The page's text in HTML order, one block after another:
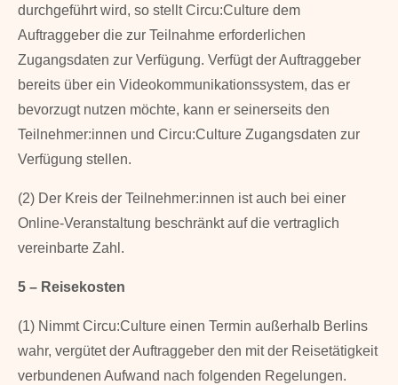
durchgeführt wird, so stellt Circu:Culture dem
Auftraggeber die zur Teilnahme erforderlichen
Zugangsdaten zur Verfügung. Verfügt der Auftraggeber
bereits über ein Videokom­munikationssystem, das er
bevorzugt nutzen möchte, kann er seinerseits den
Teilnehmer:innen und Circu:Culture Zugangsdaten zur
Verfügung stellen.
(2) Der Kreis der Teilnehmer:innen ist auch bei einer
Online-Veranstaltung beschränkt auf die vertraglich
vereinbarte Zahl.
5 – Reisekosten
(1) Nimmt Circu:Culture einen Termin außerhalb Berlins
wahr, vergütet der Auftraggeber den mit der Reisetätigkeit
verbundenen Aufwand nach folgenden Regelungen.